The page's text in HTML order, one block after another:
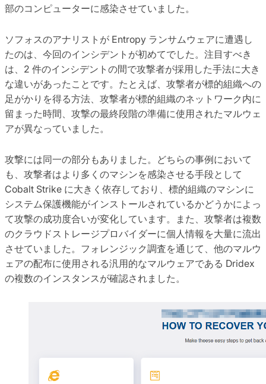
部のコンピューターに感染させていました。
ソフォスのアナリストが Entropy ランサムウェアに遭遇し
たのは、今回のインシデントが初めてでした。注目すべき
は、2 件のインシデントの間で攻撃者が採用した手法に大き
な違いがあったことです。たとえば、攻撃者が標的組織への
足がかりを得る方法、攻撃者が標的組織のネットワーク内に
留まった時間、攻撃の最終段階の準備に使用されたマルウェ
アが異なっていました。
攻撃には同一の部分もありました。どちらの事例において
も、攻撃者はより多くのマシンを感染させる手段として
Cobalt Strike に大きく依存しており、標的組織のマシンに
システム保護機能がインストールされているかどうかによっ
て攻撃の成功度合いが変化しています。また、攻撃者は複数
のクラウドストレージプロバイダーに個人情報を大量に流出
させていました。フォレンジック調査を通じて、他のマルウ
ェアの配布に使用される汎用的なマルウェアである Dridex
の複数のインスタンスが確認されました。